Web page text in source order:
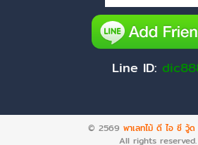
Line ID:
© 2569 พาเลทไม้ ดี ไอ ซี วู้
All rights reserved.